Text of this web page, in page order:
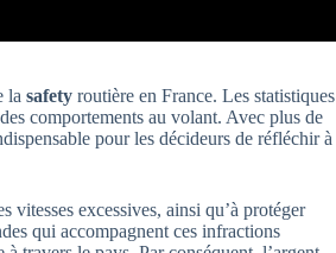
la safety routière en France. Les statistiques
comportements au volant. Avec plus de
pour les décideurs de réfléchir à
vitesses excessives, ainsi qu’à protéger
qui accompagnent ces infractions